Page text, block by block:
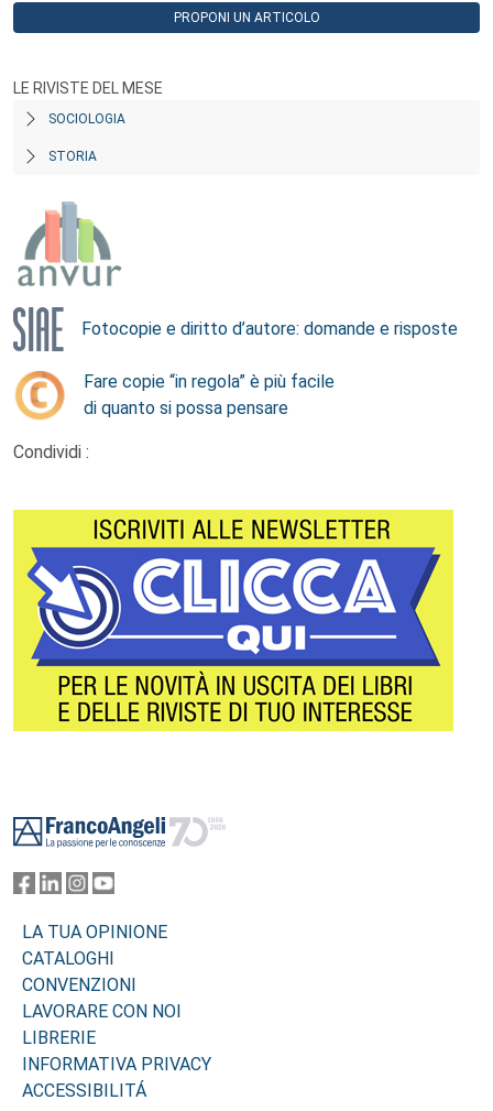
PROPONI UN ARTICOLO
LE RIVISTE DEL MESE
SOCIOLOGIA
STORIA
Fotocopie e diritto d’autore: domande e risposte
Fare copie “in regola” è più facile
di quanto si possa pensare
Condividi :
LA TUA OPINIONE
CATALOGHI
CONVENZIONI
LAVORARE CON NOI
LIBRERIE
INFORMATIVA PRIVACY
ACCESSIBILITÁ